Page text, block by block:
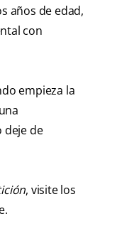
años de edad,
con
empieza la
deje de
, visite los